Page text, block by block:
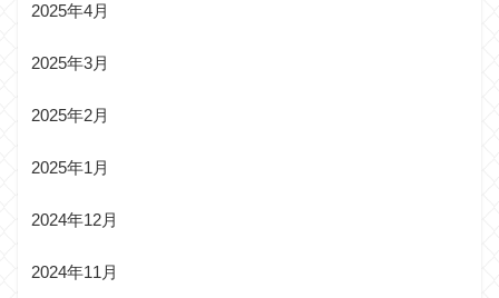
2025年4月
2025年3月
2025年2月
2025年1月
2024年12月
2024年11月